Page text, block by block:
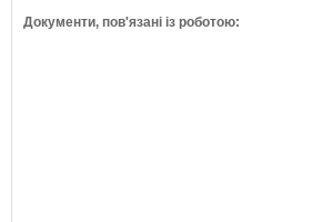
Документи, пов'язані із роботою: